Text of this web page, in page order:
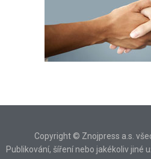
Copyright © Znojpress a.s.
Publikování, šíření nebo jakékoliv jiné